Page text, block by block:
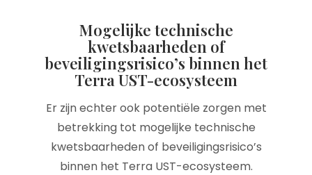
Mogelijke technische
kwetsbaarheden of
beveiligingsrisico’s binnen het
Terra UST-ecosysteem
Er zijn echter ook potentiële zorgen met
betrekking tot mogelijke technische
kwetsbaarheden of beveiligingsrisico’s
binnen het Terra UST-ecosysteem.